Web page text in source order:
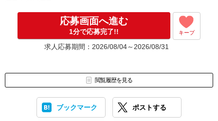
応募画面へ進む
1分で応募完了!! キープ
求人応募期間：2026/08/04～2026/08/31
閲覧履歴を見る
ブックマーク ポストする